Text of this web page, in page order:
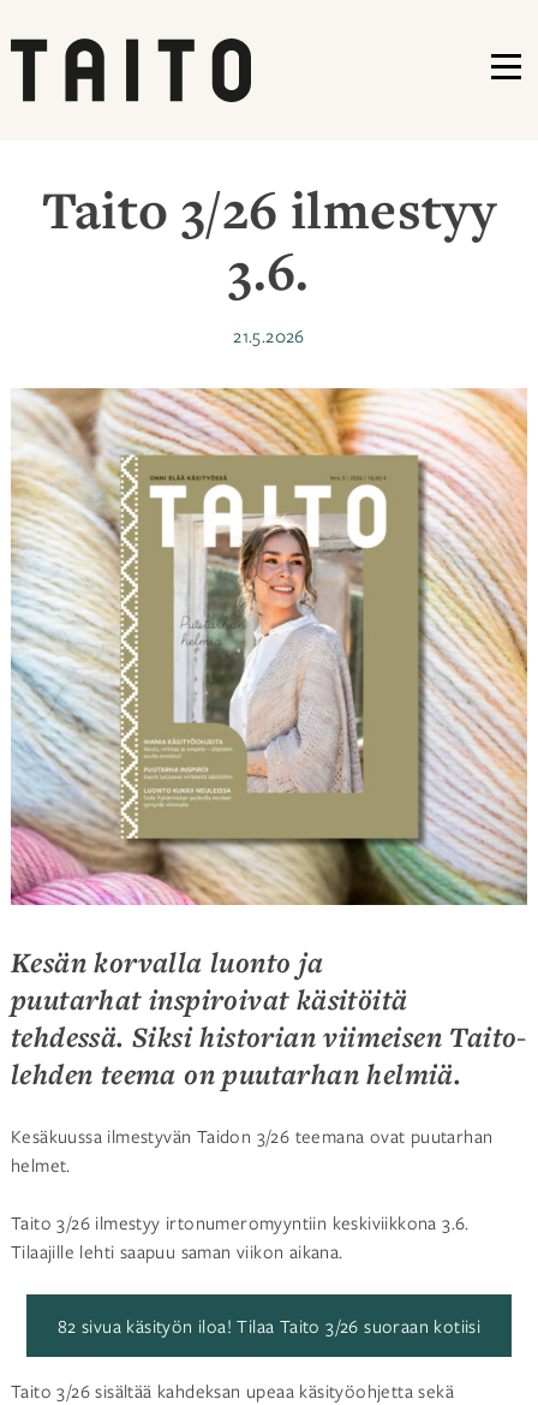
Taito 3/26 ilmestyy
3.6.
Julkaistu
21.5.2026
Kesän korvalla luonto ja
puutarhat inspiroivat käsitöitä
tehdessä. Siksi historian viimeisen Taito-
lehden teema on puutarhan helmiä.
Kesäkuussa ilmestyvän Taidon 3/26 teemana ovat puutarhan
helmet.
Taito 3/26 ilmestyy irtonumeromyyntiin keskiviikkona 3.6.
Tilaajille lehti saapuu saman viikon aikana.
82 sivua käsityön iloa! Tilaa Taito 3/26 suoraan kotiisi
Taito 3/26 sisältää kahdeksan upeaa käsityöohjetta sekä